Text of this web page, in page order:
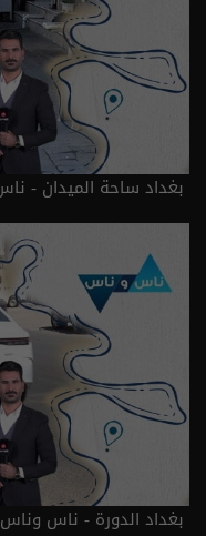
بغداد ساحة الميدان - ناس وناس م٩ - الحلقة ٨٦ | الموسم 9
بغداد الدورة - ناس وناس م٩ - الحلقة ٨٥ | الموسم 9